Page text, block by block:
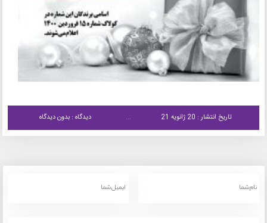
تاریخ انتشار : 20 ژانویه 21 دیدگاه : بدون دیدگاه